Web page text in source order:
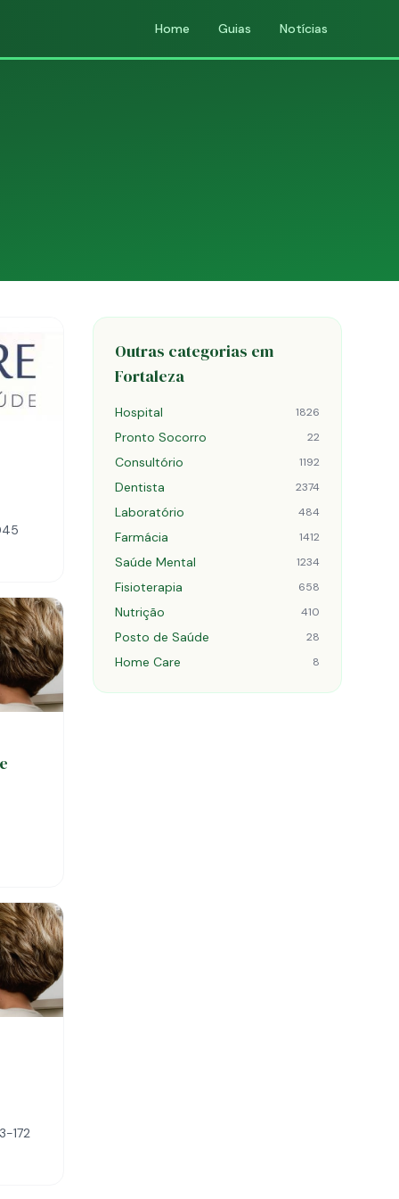
Home Guias Notícias
172
Outras categorias em
Fortaleza
Hospital 1826
Pronto Socorro 22
Consultório 1192
Dentista 2374
Laboratório 484
Farmácia 1412
Saúde Mental 1234
Fisioterapia 658
Nutrição 410
Posto de Saúde 28
Home Care 8